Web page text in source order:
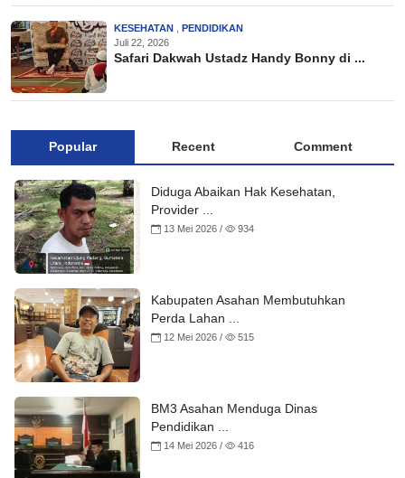
KESEHATAN
PENDIDIKAN
Juli 22, 2026
Safari Dakwah Ustadz Handy Bonny di ...
Popular Recent Comment
Diduga Abaikan Hak Kesehatan,
Provider ...
13 Mei 2026 / 934
Kabupaten Asahan Membutuhkan
Perda Lahan ...
12 Mei 2026 / 515
BM3 Asahan Menduga Dinas
Pendidikan ...
14 Mei 2026 / 416